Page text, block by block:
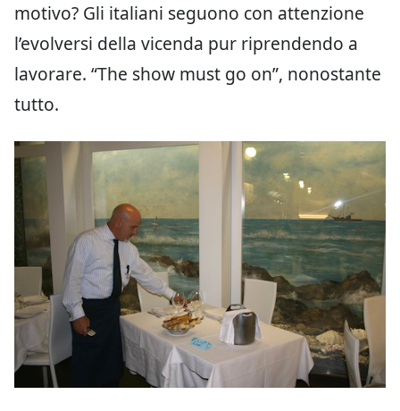
motivo? Gli italiani seguono con attenzione
l’evolversi della vicenda pur riprendendo a
lavorare. “The show must go on”, nonostante
tutto.